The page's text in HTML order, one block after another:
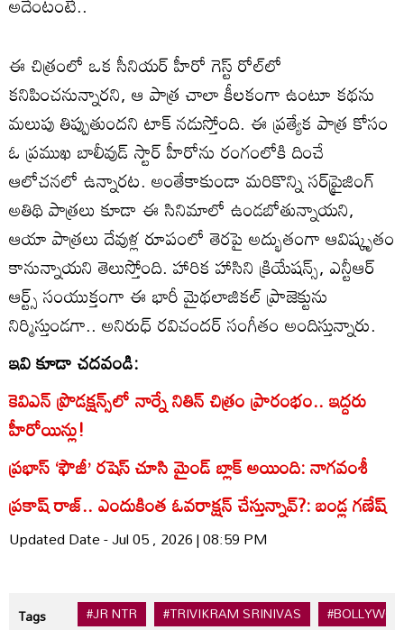
ఈ చిత్రంలో ఒక సీనియర్ హీరో గెస్ట్ రోల్‌లో
కనిపించనున్నారని, ఆ పాత్ర చాలా కీలకంగా ఉంటూ కథను
మలుపు తిప్పుతుందని టాక్ నడుస్తోంది. ఈ ప్రత్యేక పాత్ర కోసం
ఓ ప్రముఖ బాలీవుడ్ స్టార్ హీరోను రంగంలోకి దించే
ఆలోచనలో ఉన్నారట. అంతేకాకుండా మరికొన్ని సర్‌ప్రైజింగ్
అతిథి పాత్రలు కూడా ఈ సినిమాలో ఉండబోతున్నాయని,
ఆయా పాత్రలు దేవుళ్ల రూపంలో తెరపై అద్భుతంగా ఆవిష్కృతం
కానున్నాయని తెలుస్తోంది. హారిక హాసిని క్రియేషన్స్, ఎన్టీఆర్
ఆర్ట్స్ సంయుక్తంగా ఈ భారీ మైథలాజికల్ ప్రాజెక్టును
నిర్మిస్తుండగా.. అనిరుధ్ రవిచందర్ సంగీతం అందిస్తున్నారు.
ఇవి కూడా చదవండి:
కెవిఎన్ ప్రొడక్షన్స్‌లో నార్నే నితిన్ చిత్రం ప్రారంభం.. ఇద్దరు
హీరోయిన్లు!
ప్రభాస్ ‘ఫౌజీ’ రషెస్ చూసి మైండ్ బ్లాక్ అయింది: నాగవంశీ
ప్రకాష్ రాజ్.. ఎందుకింత ఓవరాక్షన్ చేస్తున్నావ్?: బండ్ల గణేష్
Updated Date - Jul 05 , 2026 | 08:59 PM
Tags #JR NTR #TRIVIKRAM SRINIVAS